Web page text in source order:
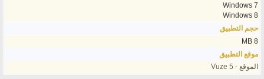
Windows 7
Windows 8
حجم التطبيق
8 MB
موقع التطبيق
الموقع - Vuze 5